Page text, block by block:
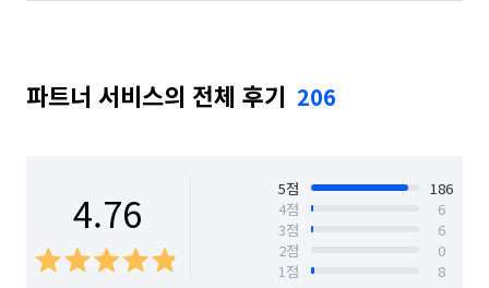
파트너 서비스의 전체 후기 206
4.76 5점
186
4점
6
3점
6
2점
0
1점
8